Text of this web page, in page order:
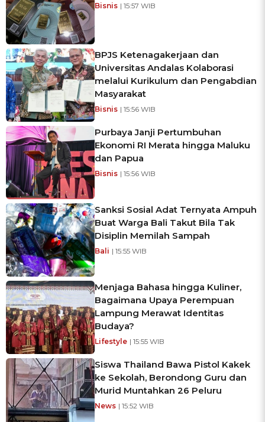
Bisnis | 15:57 WIB
BPJS Ketenagakerjaan dan
Universitas Andalas Kolaborasi
melalui Kurikulum dan Pengabdian
Masyarakat
Bisnis | 15:56 WIB
Purbaya Janji Pertumbuhan
Ekonomi RI Merata hingga Maluku
dan Papua
Bisnis | 15:56 WIB
Sanksi Sosial Adat Ternyata Ampuh
Buat Warga Bali Takut Bila Tak
Disiplin Memilah Sampah
Bali | 15:55 WIB
Menjaga Bahasa hingga Kuliner,
Bagaimana Upaya Perempuan
Lampung Merawat Identitas
Budaya?
Lifestyle | 15:55 WIB
Siswa Thailand Bawa Pistol Kakek
ke Sekolah, Berondong Guru dan
Murid Muntahkan 26 Peluru
News | 15:52 WIB